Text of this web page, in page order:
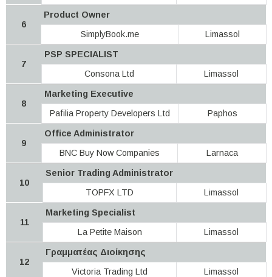
6
Product Owner
SimplyBook.me
Limassol
7
PSP SPECIALIST
Consona Ltd
Limassol
8
Marketing Executive
Pafilia Property Developers Ltd
Paphos
9
Office Administrator
BNC Buy Now Companies
Larnaca
10
Senior Trading Administrator
TOPFX LTD
Limassol
11
Marketing Specialist
La Petite Maison
Limassol
12
Γραμματέας Διοίκησης
Victoria Trading Ltd
Limassol